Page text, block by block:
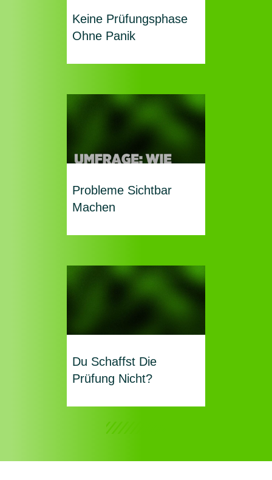
Keine Prüfungsphase
Ohne Panik
Probleme Sichtbar
Machen
Du Schaffst Die
Prüfung Nicht?